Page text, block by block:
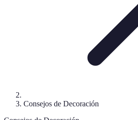
Consejos de Decoración